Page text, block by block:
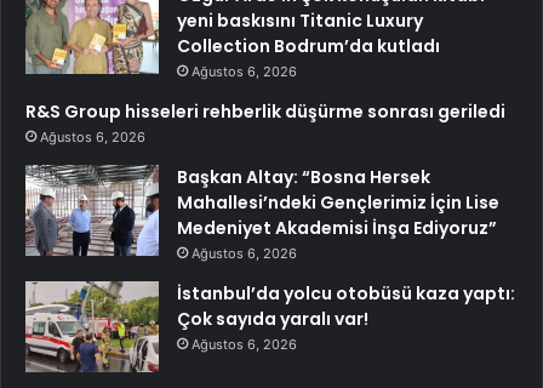
yeni baskısını Titanic Luxury
Collection Bodrum’da kutladı
Ağustos 6, 2026
R&S Group hisseleri rehberlik düşürme sonrası geriledi
Ağustos 6, 2026
Başkan Altay: “Bosna Hersek
Mahallesi’ndeki Gençlerimiz İçin Lise
Medeniyet Akademisi İnşa Ediyoruz”
Ağustos 6, 2026
İstanbul’da yolcu otobüsü kaza yaptı:
Çok sayıda yaralı var!
Ağustos 6, 2026